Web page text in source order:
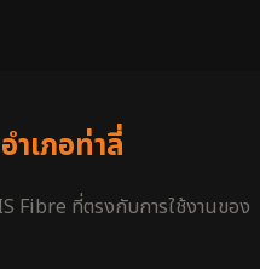
อำเภอท่าลี่
Fibre ที่ตรงกับการใช้งานของ